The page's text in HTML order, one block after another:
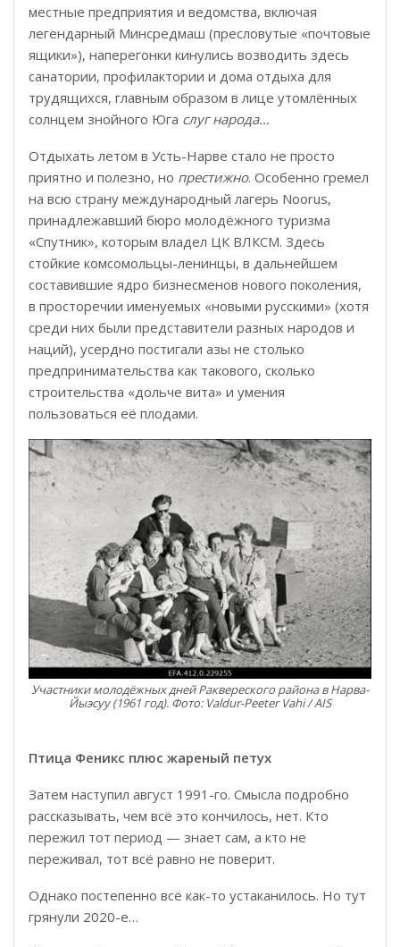
местные предприятия и ведомства, включая
легендарный Минсредмаш (пресловутые «почтовые
ящики»), наперегонки кинулись возводить здесь
санатории, профилактории и дома отдыха для
трудящихся, главным образом в лице утомлённых
солнцем знойного Юга слуг народа…
Отдыхать летом в Усть-Нарве стало не просто
приятно и полезно, но престижно. Особенно гремел
на всю страну международный лагерь Noorus,
принадлежавший бюро молодёжного туризма
«Спутник», которым владел ЦК ВЛКСМ. Здесь
стойкие комсомольцы-ленинцы, в дальнейшем
составившие ядро бизнесменов нового поколения,
в просторечии именуемых «новыми русскими» (хотя
среди них были представители разных народов и
наций), усердно постигали азы не столько
предпринимательства как такового, сколько
строительства «дольче вита» и умения
пользоваться её плодами.
Участники молодёжных дней Раквереского района в Нарва-
Йыэсуу (1961 год). Фото: Valdur-Peeter Vahi / AIS
Птица Феникс плюс жареный петух
Затем наступил август 1991-го. Смысла подробно
рассказывать, чем всё это кончилось, нет. Кто
пережил тот период — знает сам, а кто не
переживал, тот всё равно не поверит.
Однако постепенно всё как-то устаканилось. Но тут
грянули 2020-е…